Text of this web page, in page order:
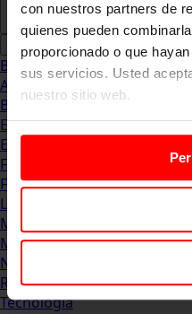
con nuestros partners de
quienes pueden
proporcionado o que
sus servicios. Usted
nuestro sitio web.
Blog
Abogacia
Business
Empleo & Emprendimiento
Empresas
Finanzas
Formación & Estudios
Luxury
Management
Marketing & Comunicación
Negocios
Recursos Humanos
Tecnología